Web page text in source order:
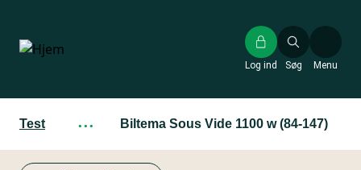
hovedindhold
Søg
Log ind Menu
Test ··· Biltema Sous Vide 1100 w (84-147)